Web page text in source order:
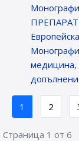
медицина,
1 2
Страница 1 от 6